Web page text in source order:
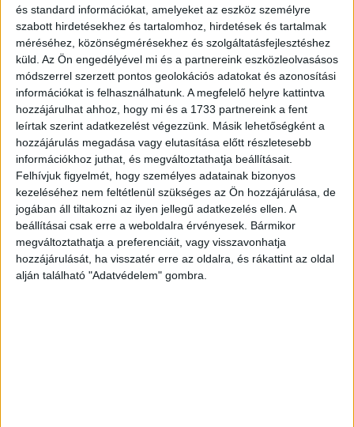
és standard információkat, amelyeket az eszköz személyre
szabott hirdetésekhez és tartalomhoz, hirdetések és tartalmak
méréséhez, közönségmérésekhez és szolgáltatásfejlesztéshez
küld. Az Ön engedélyével mi és a partnereink eszközleolvasásos
módszerrel szerzett pontos geolokációs adatokat és azonosítási
információkat is felhasználhatunk. A megfelelő helyre kattintva
hozzájárulhat ahhoz, hogy mi és a 1733 partnereink a fent
leírtak szerint adatkezelést végezzünk. Másik lehetőségként a
hozzájárulás megadása vagy elutasítása előtt részletesebb
információkhoz juthat, és megváltoztathatja beállításait.
Felhívjuk figyelmét, hogy személyes adatainak bizonyos
kezeléséhez nem feltétlenül szükséges az Ön hozzájárulása, de
jogában áll tiltakozni az ilyen jellegű adatkezelés ellen. A
beállításai csak erre a weboldalra érvényesek. Bármikor
megváltoztathatja a preferenciáit, vagy visszavonhatja
hozzájárulását, ha visszatér erre az oldalra, és rákattint az oldal
alján található "Adatvédelem" gombra.